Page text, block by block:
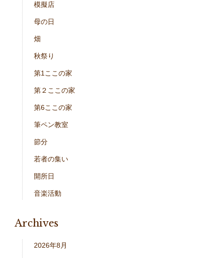
模擬店
母の日
畑
秋祭り
第1ここの家
第２ここの家
第6ここの家
筆ペン教室
節分
若者の集い
開所日
音楽活動
Archives
2026年8月